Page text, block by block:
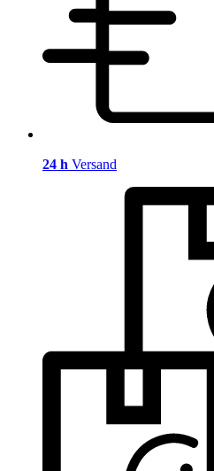
24 h Versand